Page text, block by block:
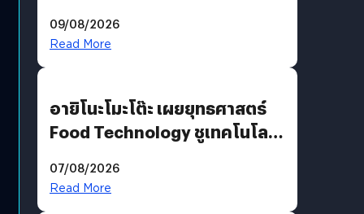
09/08/2026
Read More
อายิโนะโมะโต๊ะ เผยยุทธศาสตร์
Food Technology ชูเทคโนโลยี
บริโภคและ B2B
07/08/2026
Read More